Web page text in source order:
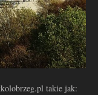
takie jak: